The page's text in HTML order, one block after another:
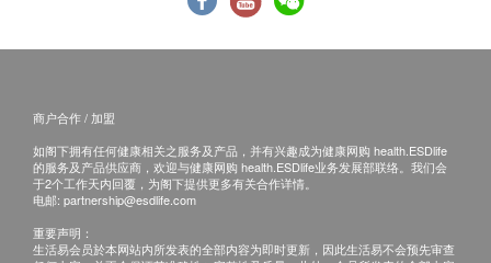
所有訂單須視乎相關貨品的供應情況再作最後確
客再作安排。
退換條款：
當顧客收取已訂購之貨品時，有責任檢查貨品是否
有損毀情況，一經確認簽收，恕不接受退換。
商户合作 / 加盟
如阁下拥有任何健康相关之服务及产品，并有兴趣成为健康网购 health.ESDlife
的服务及产品供应商，欢迎与健康网购 health.ESDlife业务发展部联络。我们会
于2个工作天内回覆，为阁下提供更多有关合作详情。
电邮: partnership@esdlife.com
重要声明：
生活易会员於本网站内所发表的全部内容为即时更新，因此生活易不会预先审查